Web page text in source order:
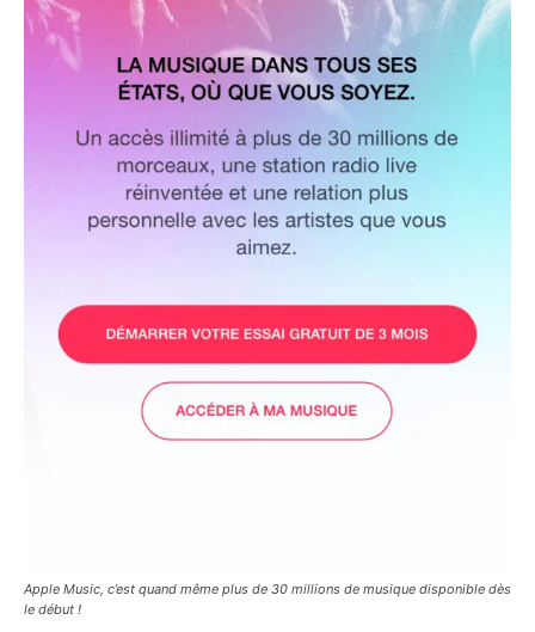
Apple Music, c’est quand même plus de 30 millions de musique disponible dès
le début !